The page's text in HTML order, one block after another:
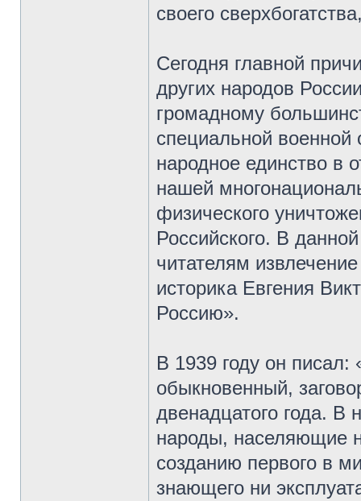
своего
Сегодня главной
других народов
громадному
специальной
народное единство в
нашей
физического
Российского. В
читателям
историка Евгения
Россию».
В 1939 году он писал:
обыкновенный,
двенадцатого года. В
народы, населяющие
созданию первого в
знающего ни